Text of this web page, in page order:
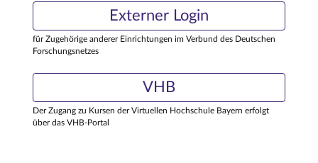
Externer Login
für Zugehörige anderer Einrichtungen im Verbund des Deutschen
Forschungsnetzes
VHB
Der Zugang zu Kursen der Virtuellen Hochschule Bayern erfolgt
über das VHB-Portal